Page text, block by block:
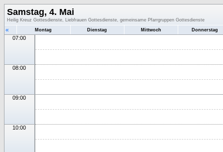
Samstag, 4. Mai
Heilig Kreuz Gottesdienste, Liebfrauen Gottesdienste, gemeinsame Pfarrgruppen Gottesdienste
« Montag Dienstag Mittwoch Donnerstag
07:00
08:00
09:00
10:00